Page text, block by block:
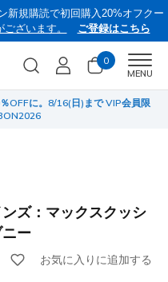
新規購読で初回購入20%オフクー
ざいます。 ご登録はこちら
0
MENU
OFFに。8/16(日)まで VIP会員限
ズ：マックスクッシ
ー
お気に入りに追加する